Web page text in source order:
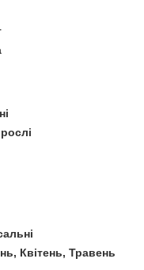
Квітень, Травень